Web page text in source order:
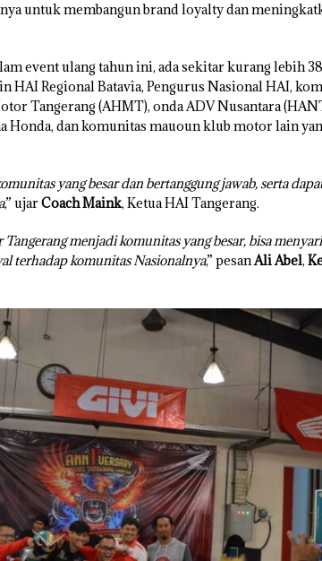
untuk membangun brand loyalty dan
event ulang tahun ini, ada sekitar kurang lebih
HAI Regional Batavia, Pengurus Nasional HAI,
Tangerang (AHMT), onda ADV Nusantara
Honda, dan komunitas mauoun klub motor lain
yang besar dan bertanggung jawab, serta
,” ujarCoach Maink, Ketua HAI Tangerang.
menjadi komunitas yang besar, bisa
terhadap komunitas Nasionalnya,” pesanAli Abel,